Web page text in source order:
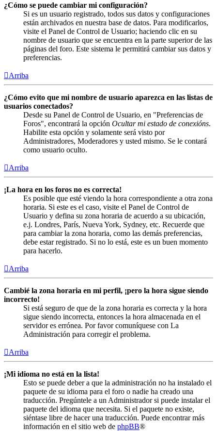
¿Cómo se puede cambiar mi configuración?
Si es un usuario registrado, todos sus datos y configuraciones
están archivados en nuestra base de datos. Para modificarlos,
visite el Panel de Control de Usuario; haciendo clic en su
nombre de usuario que se encuentra en la parte superior de las
páginas del foro. Este sistema le permitirá cambiar sus datos y
preferencias.
Arriba
¿Cómo evito que mi nombre de usuario aparezca en las listas de
usuarios conectados?
Desde su Panel de Control de Usuario, en "Preferencias de
Foros", encontrará la opción Ocultar mi estado de conexións.
Habilite esta opción y solamente será visto por
Administradores, Moderadores y usted mismo. Se le contará
como usuario oculto.
Arriba
¡La hora en los foros no es correcta!
Es posible que esté viendo la hora correspondiente a otra zona
horaria. Si este es el caso, visite el Panel de Control de
Usuario y defina su zona horaria de acuerdo a su ubicación,
e.j. Londres, París, Nueva York, Sydney, etc. Recuerde que
para cambiar la zona horaria, como las demás preferencias,
debe estar registrado. Si no lo está, este es un buen momento
para hacerlo.
Arriba
Cambié la zona horaria en mi perfil, ¡pero la hora sigue siendo
incorrecto!
Si está seguro de que de la zona horaria es correcta y la hora
sigue siendo incorrecta, entonces la hora almacenada en el
servidor es errónea. Por favor comuníquese con La
Administración para corregir el problema.
Arriba
¡Mi idioma no está en la lista!
Esto se puede deber a que la administración no ha instalado el
paquete de su idioma para el foro o nadie ha creado una
traducción. Pregúntele a un Administrador si puede instalar el
paquete del idioma que necesita. Si el paquete no existe,
siéntase libre de hacer una traducción. Puede encontrar más
información en el sitio web de phpBB®